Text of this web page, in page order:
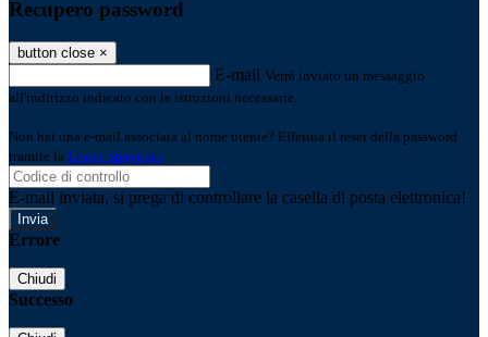
Recupero password
button close ×
E-mail Verrà inviato un messaggio
all'indirizzo indicato con le istruzioni necessarie.
Non hai una e-mail associata al nome utente? Effettua il reset della password
tramite la Login Spaggiari
E-mail inviata, si prega di controllare la casella di posta elettronica!
Errore
Chiudi
Successo